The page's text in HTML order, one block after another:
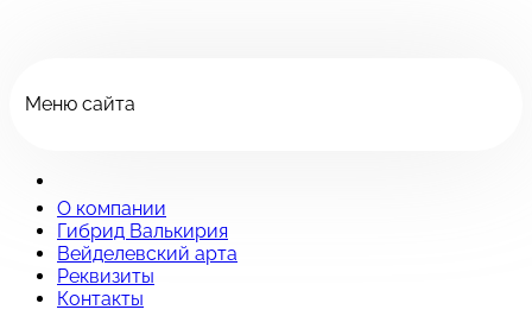
Меню сайта
О компании
Гибрид Валькирия
Вейделевский арта
Реквизиты
Контакты